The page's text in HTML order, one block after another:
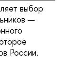
выбор
—
России.